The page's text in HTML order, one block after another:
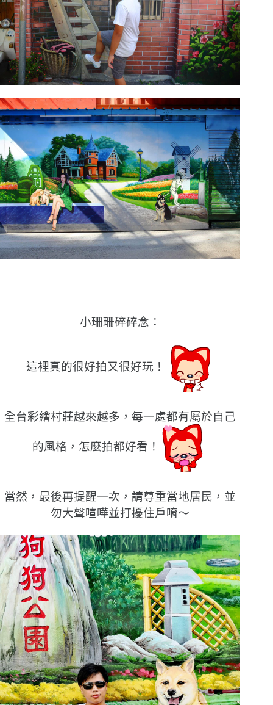
小珊珊碎碎念：
這裡真的很好拍又很好玩！
全台彩繪村莊越來越多，每一處都有屬於自己
的風格，怎麼拍都好看！
當然，最後再提醒一次，請尊重當地居民，並
勿大聲喧嘩並打擾住戶唷〜